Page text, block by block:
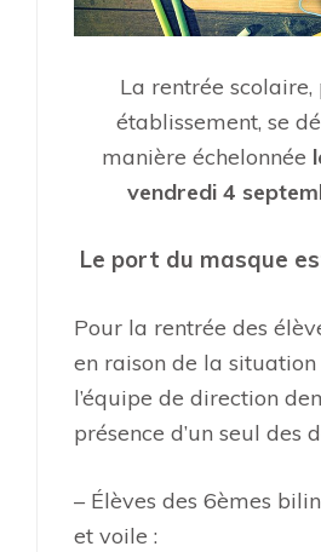
La rentrée scolaire,
établissement, se
manière échelonnée
vendredi 4
Le port du masque
Pour la rentrée des
en raison de la
l’équipe de direction
présence d’un seul des
– Élèves des 6èmes
et voile :